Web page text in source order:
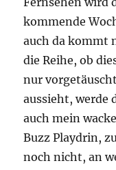
kommende
auch da kommt
die Reihe, ob
nur
aussieht, werde
auch mein
Buzz Playdrin,
noch nicht, an